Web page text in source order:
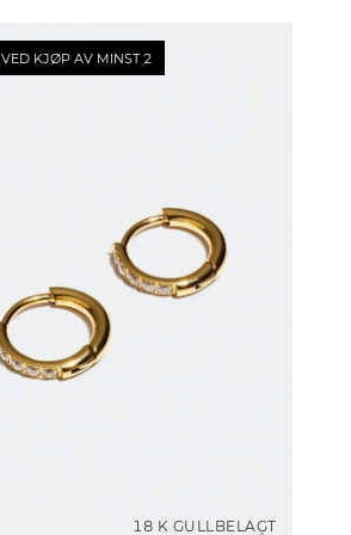
VED KJØP AV MINST 2
18 K GULLBELAGT